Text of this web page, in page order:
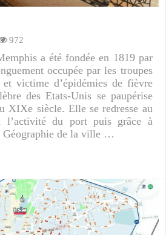
972
a été fondée en 1819 par
occupée par les troupes
et victime d’épidémies de fièvre
des Etats-Unis se paupérise
XIXe siècle. Elle se redresse au
l’activité du port puis grâce à
Géographie de la ville …